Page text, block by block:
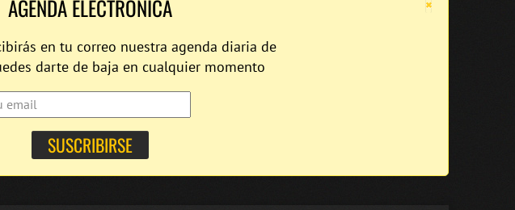
AGENDA ELECTRÓNICA
en tu correo nuestra agenda diaria de
darte de baja en cualquier momento